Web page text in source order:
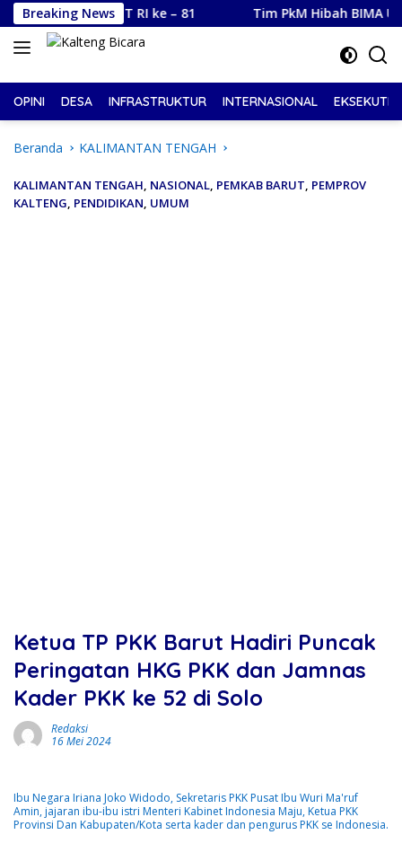
Langsung
ke
konten
Breaking News
HUT RI ke – 81 Tim PkM Hibah BIMA
OPINI DESA INFRASTRUKTUR INTERNASIONAL EKSEKUTIF
Beranda KALIMANTAN TENGAH
KALIMANTAN TENGAH, NASIONAL, PEMKAB BARUT, PEMPROV
KALTENG, PENDIDIKAN, UMUM
Ketua TP PKK Barut Hadiri Puncak
Peringatan HKG PKK dan Jamnas
Kader PKK ke 52 di Solo
Redaksi
16 Mei 2024
Ibu Negara Iriana Joko Widodo, Sekretaris PKK Pusat Ibu Wuri Ma'ruf
Amin, jajaran ibu-ibu istri Menteri Kabinet Indonesia Maju, Ketua PKK
Provinsi Dan Kabupaten/Kota serta kader dan pengurus PKK se Indonesia.